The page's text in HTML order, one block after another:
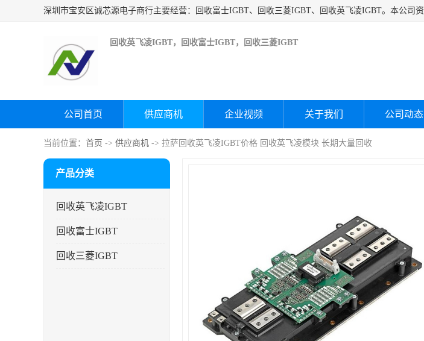
回收英飞凌IGBT，回收富士IGBT，回收三菱IGBT
公司首页 供应商机 企业视频 关于我们 公司动态
当前位置： 首页 -> 供应商机 -> 拉萨回收英飞凌IGBT价格 回收英飞凌模块 长期大量回收
产品分类
回收英飞凌IGBT
回收富士IGBT
回收三菱IGBT